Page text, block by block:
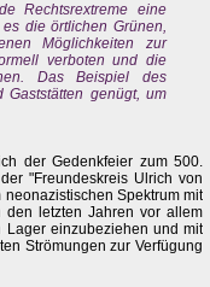
Rechtsrextreme eine
die örtlichen Grünen,
Möglichkeiten zur
verboten und die
Das Beispiel des
genügt, um
der Gedenkfeier zum 500.
"Freundeskreis Ulrich von
Spektrum mit
den letzten Jahren vor allem
einzubeziehen und mit
Strömungen zur Verfügung